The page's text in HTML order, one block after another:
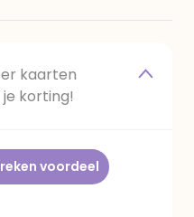
kaarten
korting!
voordeel